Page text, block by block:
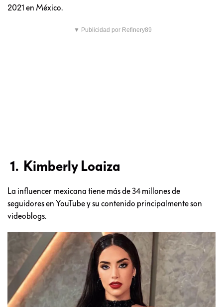
2021 en México.
▼ Publicidad por Refinery89
1. Kimberly Loaiza
La influencer mexicana tiene más de 34 millones de
seguidores en YouTube y su contenido principalmente son
videoblogs.